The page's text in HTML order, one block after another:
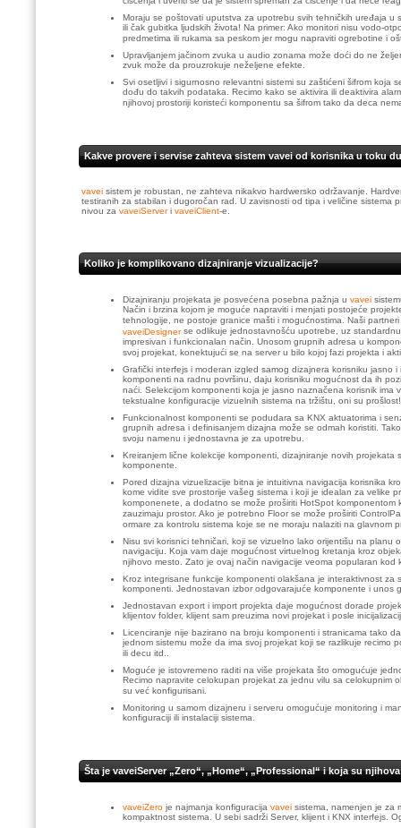
Moraju se poštovati uputstva za upotrebu svih tehničkih uređaja
ili čak gubitka ljudskih života! Na primer: Ako monitori nisu vodo-
predmetima ili rukama sa peskom jer mogu napraviti ogrebotine i
Upravljanjem jačinom zvuka u audio zonama može doći do ne
zvuk može da prouzrokuje neželjene efekte.
Svi osetljivi i sigurnosno relevantni sistemi su zaštićeni šifrom
dođu do takvih podataka. Recimo kako se aktivira ili deaktivira
njihovoj prostoriji koristeći komponentu sa šifrom tako da deca
Kakve provere i servise zahteva sistem vavei od korisnika u toku
vavei sistem je robustan, ne zahteva nikakvo hardwersko održavanje.
testiranih za stabilan i dugoročan rad. U zavisnosti od tipa i veličine
nivou za vaveiServeri vaveiClient-e.
Koliko je komplikovano dizajniranje vizualizacije?
Dizajniranju projekata je posvećena posebna pažnja u vavei
Način i brzina kojom je moguće napraviti i menjati postojeće
tehnologije, ne postoje granice mašti i mogućnostima. Naši
vaveiDesignerse odlikuje jednostavnošću upotrebe, uz
impresivan i funkcionalan način. Unosom grupnih adresa u
svoj projekat, konektujući se na server u bilo kojoj fazi projekta i
Grafički interfejs i moderan izgled samog dizajnera korisniku
komponenti na radnu površinu, daju korisniku mogućnost da ih
naći. Selekcijom komponenti koja je jasno naznačena korisnik ima
tekstualne konfiguracije vizuelnih sistema na tržištu, oni su prošlost!
Funkcionalnost komponenti se podudara sa KNX aktuatorima i
grupnih adresa i definisanjem dizajna može se odmah koristiti.
svoju namenu i jednostavna je za upotrebu.
Kreiranjem lične kolekcije komponenti, dizajniranje novih
komponente.
Pored dizajna vizuelizacije bitna je intuitivna navigacija korisnika
kome vidite sve prostorije vašeg sistema i koji je idealan za velike
komponenete, a dodatno se može proširiti HotSpot
zauzimaju prostor. Ako je potrebno Floor se može proširiti
ormare za kontrolu sistema koje se ne moraju nalaziti na glavnom
Nisu svi korisnici tehničari, koji se vizuelno lako orijentišu na
navigaciju. Koja vam daje mogućnost virtuelnog kretanja kroz
njihovo mesto. Zato je ovaj način navigacije veoma popularan kod
Kroz integrisane funkcije komponenti olakšana je interaktivnost za
komponenti. Jednostavan izbor odgovarajuće komponente i unos
Jednostavan export i import projekta daje mogućnost dorade
klijentov folder, klijent sam preuzima novi projekat i posle
Licenciranje nije bazirano na broju komponenti i stranicama tako
jednom sistemu može da ima svoj projekat koji se razlikuje recimo
ili decu itd..
Moguće je istovremeno raditi na više projekata što omogućuje
Recimo napravite celokupan projekat za jednu vilu sa celokupnim
su već konfigurisani.
Monitoring u samom dizajneru i serveru omogućuje monitoring i
konfiguraciji ili instalaciji sistema.
Šta je vaveiServer „Zero“, „Home“, „Professional“ i koja su
vaveiZero je najmanja konfiguracija vavei sistema, namenjen je za
kompaktnost sistema. U sebi sadrži Server, klijent i KNX interfejs.